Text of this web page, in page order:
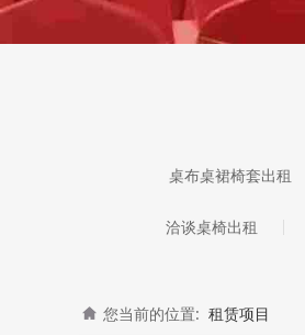
桌布桌裙椅套出租
洽谈桌椅出租
您当前的位置: 租赁项目